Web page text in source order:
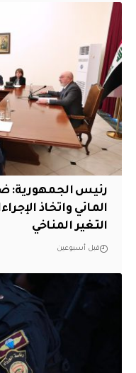
رئيس الجمهورية:
المائي واتخاذ
التغير المناخي
قبل أسبوعين